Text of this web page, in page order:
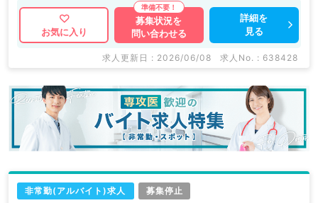
お気に入り
募集状況を
問い合わせる
詳細を
見る
求人更新日 : 2026/06/08 求人No. : 638428
非常勤(アルバイト)求人 募集停止